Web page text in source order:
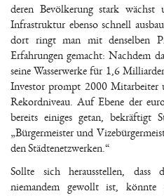
deren Bevölkerung stark
Infrastruktur ebenso schnell
dort ringt man mit denselben
Erfahrungen gemacht: Nachdem
seine Wasserwerke für 1,6
Investor prompt 2000 Mitarbeiter
Rekordniveau. Auf Ebene der
bereits einiges getan, bekräftigt
„Bürgermeister und
den Städtenetzwerken.“
Sollte sich herausstellen,
niemandem gewollt ist,